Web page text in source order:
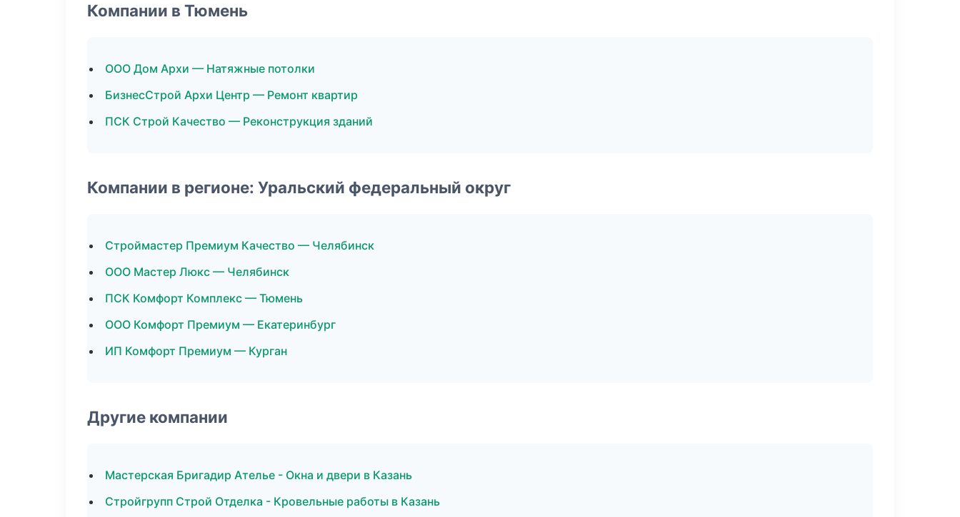
Компании в Тюмень
ООО Дом Архи — Натяжные потолки
БизнесСтрой Архи Центр — Ремонт квартир
ПСК Строй Качество — Реконструкция зданий
Компании в регионе: Уральский федеральный округ
Строймастер Премиум Качество — Челябинск
ООО Мастер Люкс — Челябинск
ПСК Комфорт Комплекс — Тюмень
ООО Комфорт Премиум — Екатеринбург
ИП Комфорт Премиум — Курган
Другие компании
Мастерская Бригадир Ателье - Окна и двери в Казань
Стройгрупп Строй Отделка - Кровельные работы в Казань